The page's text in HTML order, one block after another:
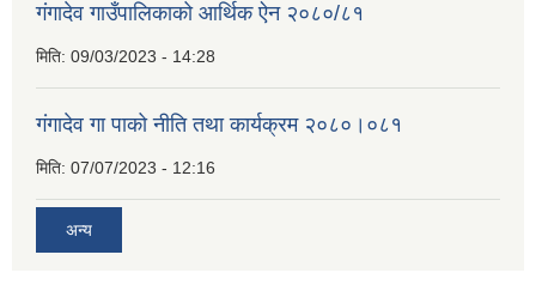
गंगादेव गाउँपालिकाको आर्थिक ऐन २०८०/८१
मिति: 09/03/2023 - 14:28
गंगादेव गा पाको नीति तथा कार्यक्रम २०८०।०८१
मिति: 07/07/2023 - 12:16
अन्य